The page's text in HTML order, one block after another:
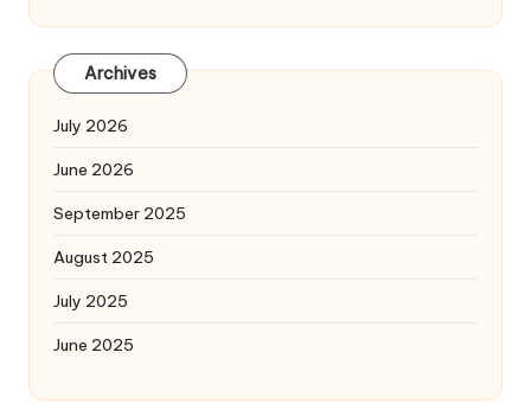
Archives
July 2026
June 2026
September 2025
August 2025
July 2025
June 2025